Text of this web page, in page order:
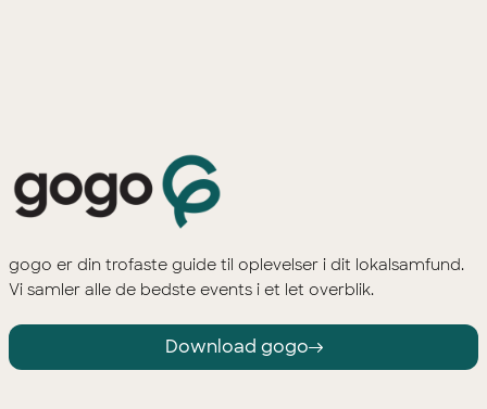
gogo er din trofaste guide til oplevelser i dit lokalsamfund.
Vi samler alle de bedste events i et let overblik.
Download gogo